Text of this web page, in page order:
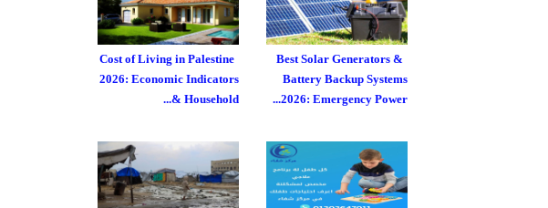
Cost of Living in Palestine
2026: Economic Indicators
& Household...
Best Solar Generators &
Battery Backup Systems
2026: Emergency Power...